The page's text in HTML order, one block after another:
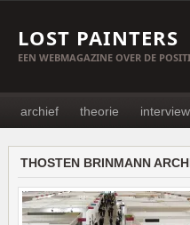
LOST PAINTERS
EEN WEBMAGAZINE OVER DE
archief theorie interview
THOSTEN BRINMANN